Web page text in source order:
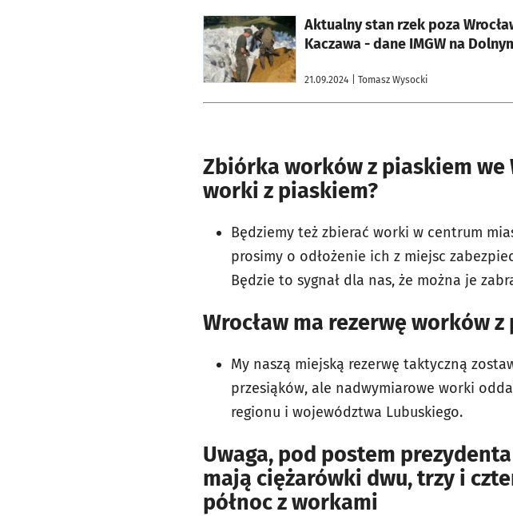
Aktualny stan rzek poza
Kaczawa - dane IMGW na
21.09.2024 | Tomasz Wysocki
otworzy się w nowej karcie
Zbiórka worków z piaskiem we
worki z piaskiem?
Będziemy też zbierać worki w centrum
prosimy o odłożenie ich z miejsc
Będzie to sygnał dla nas, że można je
Wrocław ma rezerwę worków
My naszą miejską rezerwę taktyczną
przesiąków, ale nadwymiarowe worki
regionu i województwa Lubuskiego.
Uwaga, pod postem
mają ciężarówki dwu, trzy i
północ z workami